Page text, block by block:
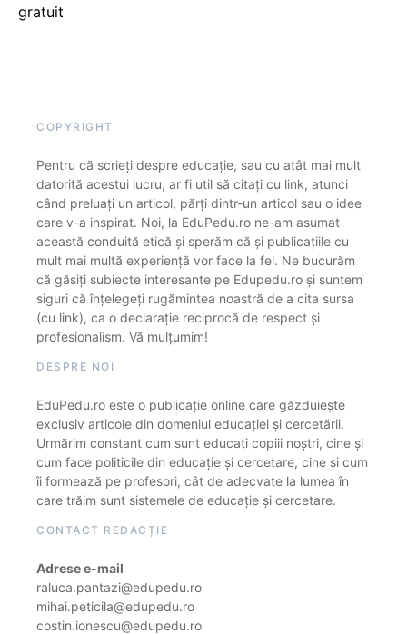
gratuit
COPYRIGHT
Pentru că scrieți despre educație, sau cu atât mai mult
datorită acestui lucru, ar fi util să citați cu link, atunci
când preluați un articol, părți dintr-un articol sau o idee
care v-a inspirat. Noi, la EduPedu.ro ne-am asumat
această conduită etică și sperăm că și publicațiile cu
mult mai multă experiență vor face la fel. Ne bucurăm
că găsiți subiecte interesante pe Edupedu.ro și suntem
siguri că înțelegeți rugămintea noastră de a cita sursa
(cu link), ca o declarație reciprocă de respect și
profesionalism. Vă mulțumim!
DESPRE NOI
EduPedu.ro este o publicație online care găzduiește
exclusiv articole din domeniul educației și cercetării.
Urmărim constant cum sunt educați copiii noștri, cine și
cum face politicile din educație și cercetare, cine și cum
îi formează pe profesori, cât de adecvate la lumea în
care trăim sunt sistemele de educație și cercetare.
CONTACT REDACȚIE
Adrese e-mail
raluca.pantazi@edupedu.ro
mihai.peticila@edupedu.ro
costin.ionescu@edupedu.ro